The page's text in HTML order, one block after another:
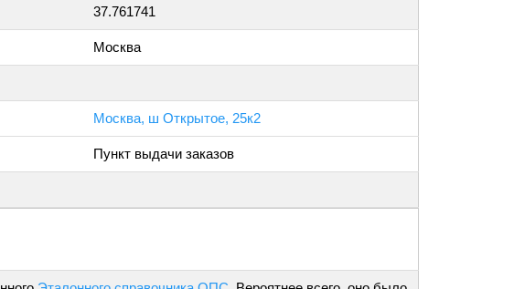
37.761741
Москва
Москва, ш Открытое, 25к2
Пункт выдачи заказов